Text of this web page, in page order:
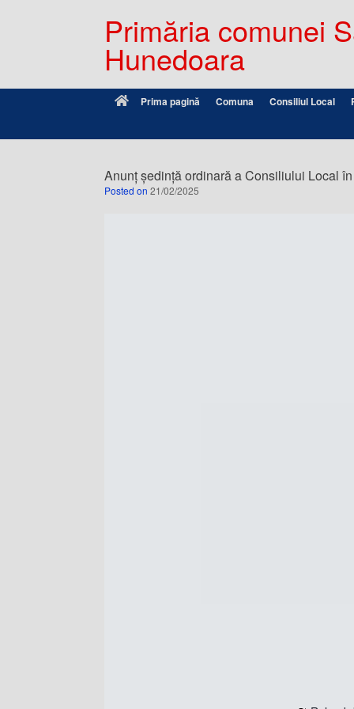
Primăria comunei
Hunedoara
Prima pagină Comuna Consiliul Local
Anunț ședință ordinară a Consiliului Local
Posted on 21/02/2025